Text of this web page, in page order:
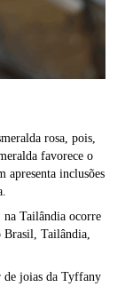
rosa, pois,
favorece o
apresenta inclusões
na Tailândia ocorre
Brasil, Tailândia,
de joias da Tyffany